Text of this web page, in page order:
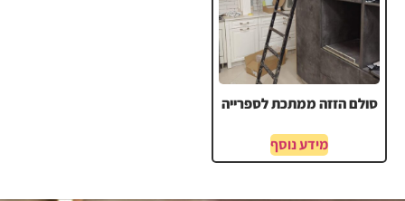
סולם הזזה ממתכת לספרייה
מידע נוסף